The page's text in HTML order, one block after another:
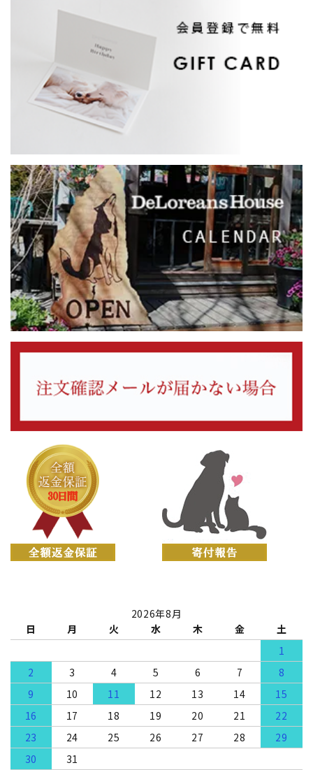
2026年8月
日
月 火 水 木 金
土
1
2
3 4 5 6 7
8
9
10 11 12 13 14
15
16
17 18 19 20 21
22
23
24 25 26 27 28
29
30
31